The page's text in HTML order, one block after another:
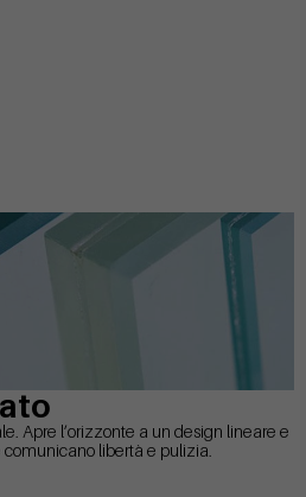
Apre l’orizzonte a un design lineare e
libertà e pulizia.